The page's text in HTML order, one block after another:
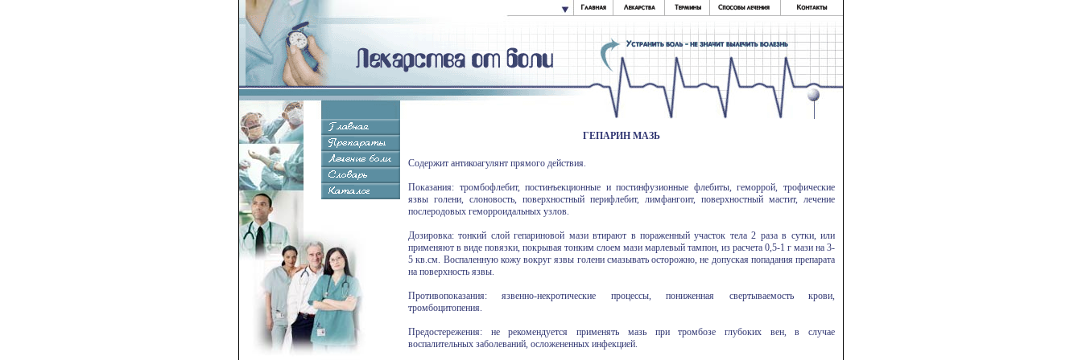
ГЕПАРИН МАЗЬ
Содержит антикоагулянт прямого действия.
Показания: тромбофлебит, постинъекционные и постинфузионные флебиты, геморрой, трофические
язвы голени, слоновость, поверхностный перифлебит, лимфангоит, поверхностный мастит, лечение
послеродовых геморроидальных узлов.
Дозировка: тонкий слой гепариновой мази втирают в пораженный участок тела 2 раза в сутки, или
применяют в виде повязки, покрывая тонким слоем мази марлевый тампон, из расчета 0,5-1 г мази на 3-
5 кв.см. Воспаленную кожу вокруг язвы голени смазывать осторожно, не допуская попадания препарата
на поверхность язвы.
Противопоказания: язвенно-некротические процессы, пониженная свертываемость крови,
тромбоцитопения.
Предостережения: не рекомендуется применять мазь при тромбозе глубоких вен, в случае
воспалительных заболеваний, осложененных инфекцией.